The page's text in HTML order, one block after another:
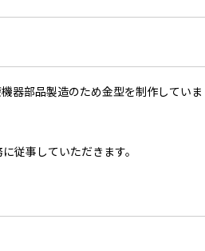
器部品製造のため金型を制作していま
従事していただきます。